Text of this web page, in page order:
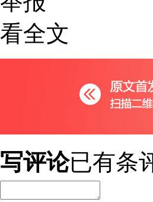
看全文
写评论已有条